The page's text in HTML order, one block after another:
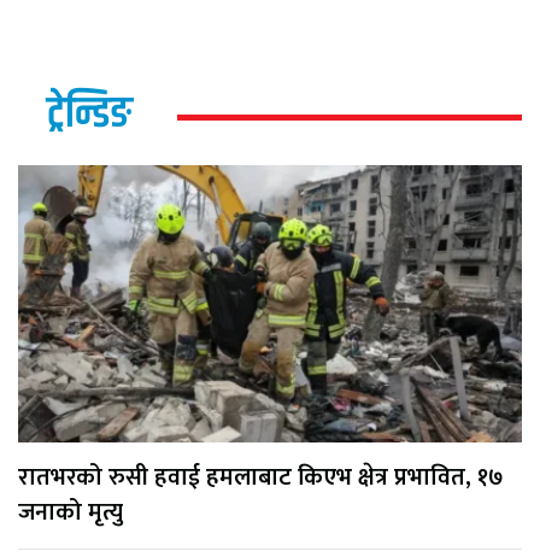
ट्रेन्डिङ
रातभरको रुसी हवाई हमलाबाट किएभ क्षेत्र प्रभावित, १७
जनाको मृत्यु